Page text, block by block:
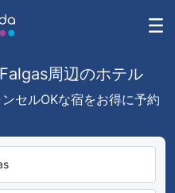
周辺のホテル
セルOKな宿をお得に予約